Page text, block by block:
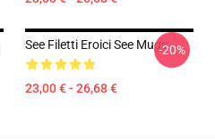
See Filetti Eroici See Mugs
23,00 € - 26,68 €
-20%